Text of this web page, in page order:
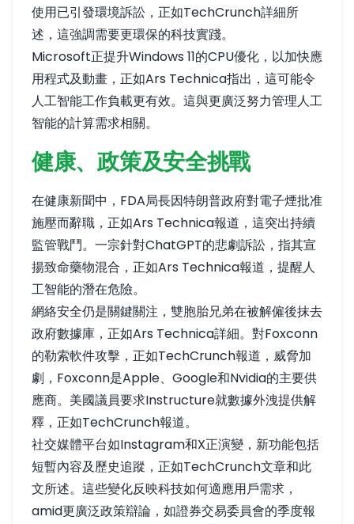
使用已引發環境訴訟，正如TechCrunch詳細所
述，這強調需要更環保的科技實踐。
Microsoft正提升Windows 11的CPU優化，以加快應
用程式及動畫，正如Ars Technica指出 ，這可能令
人工智能工作負載更有效。這與更廣泛努力管理人工
智能的計算需求相關。
健康、政策及安全挑戰
在健康新聞中，FDA局長因特朗普政府對電子煙批准
施壓而辭職，正如Ars Technica報道 ，這突出持續
監管戰鬥。一宗針對ChatGPT的悲劇訴訟，指其宣
揚致命藥物混合，正如Ars Technica報道 ，提醒人
工智能的潛在危險。
網絡安全仍是關鍵關注，雙胞胎兄弟在被解僱後抹去
政府數據庫，正如Ars Technica詳細。對Foxconn
的勒索軟件攻擊，正如TechCrunch報道 ，威脅加
劇，Foxconn是Apple、Google和Nvidia的主要供
應商。美國議員要求Instructure就數據外洩提供解
釋，正如TechCrunch報道。
社交媒體平台如Instagram和X正演變，新功能包括
短暫內容及歷史追蹤，正如TechCrunch文章和此
文所述。這些變化反映科技如何適應用戶需求，
amid更廣泛政策辯論，如證券交易委員會的季度報